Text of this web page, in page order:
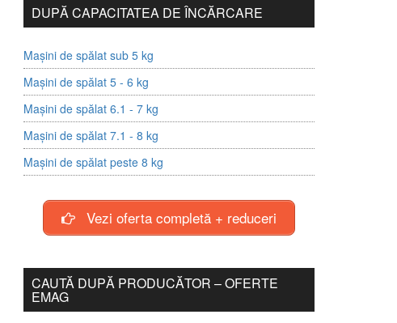
DUPĂ CAPACITATEA DE ÎNCĂRCARE
Mașini de spălat sub 5 kg
Mașini de spălat 5 - 6 kg
Mașini de spălat 6.1 - 7 kg
Mașini de spălat 7.1 - 8 kg
Mașini de spălat peste 8 kg
Vezi oferta completă + reduceri
CAUTĂ DUPĂ PRODUCĂTOR – OFERTE
EMAG